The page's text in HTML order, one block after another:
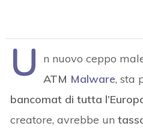
U n nuovo ceppo
ATM Malware, sta
bancomat di tutta
creatore, avrebbe un